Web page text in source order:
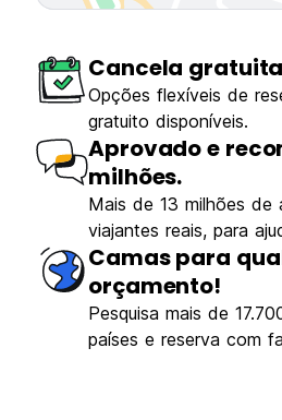
Cancela
Opções flexíveis de
gratuito disponíveis.
Aprovado e
milhões.
Mais de 13 milhões de
viajantes reais, para
Camas para
orçamento!
Pesquisa mais de
países e reserva com